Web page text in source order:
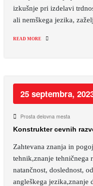
izkušnje pri izdelavi
ali nemškega jezika,
READ MORE
25 septembra,
Prosta delovna mesta
Konstrukter cevnih
Zahtevana znanja in
tehnik,znanje tehničnega
natančnost, doslednost,
angleškega jezika,znanje